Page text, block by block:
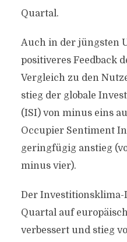
Quartal.
Auch in der jüngsten
positiveres Feedback
Vergleich zu den
stieg der globale
(ISI) von minus eins
Occupier Sentiment
geringfügig anstieg
minus vier).
Der
Quartal auf
verbessert und stieg